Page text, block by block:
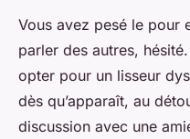
Vous avez pesé le pour
parler des autres,
opter pour un lisseur
dès qu’apparaît, au
discussion avec une